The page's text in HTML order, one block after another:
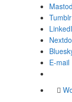
Tumblr
E-mail